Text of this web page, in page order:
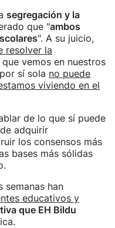
segregación y la
que "ambos
". A su juicio,
resolver la
que vemos en nuestros
sí sola no puede
viviendo en el
de lo que sí puede
adquirir
los consensos más
bases más sólidas
semanas han
educativos y
que EH Bildu